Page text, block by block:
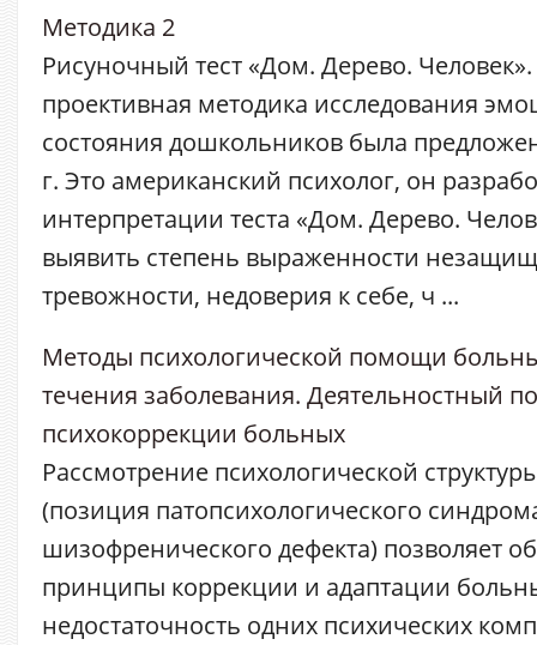
Методика 2
Рисуночный тест «Дом. Дерево.
проективная методика исследования
состояния дошкольников была
г. Это американский психолог, он
интерпретации теста «Дом. Дерево.
выявить степень выраженности
тревожности, недоверия к себе, ч ...
Методы психологической помощи
течения заболевания. Деятельностный
психокоррекции больных
Рассмотрение психологической
(позиция патопсихологического
шизофренического дефекта) позволяет
принципы коррекции и адаптации
недостаточность одних психических